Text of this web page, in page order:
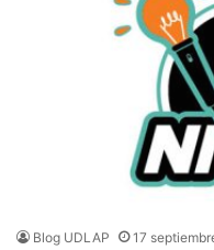
Blog UDLAP 17